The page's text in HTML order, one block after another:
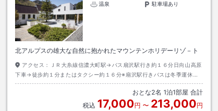
温泉
駐車場あり
北アルプスの雄大な自然に抱かれたマウンテンホリデーリゾ－ト
アクセス：
ＪＲ大糸線信濃大町駅→バス扇沢駅行き約１６分日向山高原
下車→徒歩約１分またはタクシー約１６分※扇沢駅行きバスは冬季運休す
る場合があります
おとな2名 1泊1部屋 合計
税込 17,000円 〜 213,000円